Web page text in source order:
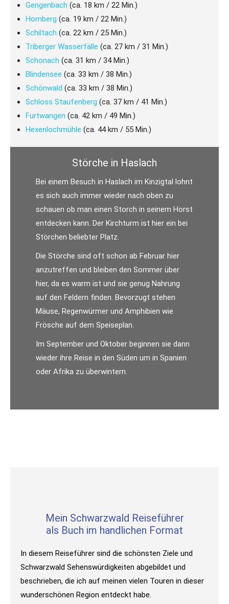
Gengenbach (ca. 18 km / 22 Min.)
Hornberg (ca. 19 km / 22 Min.)
Schiltach (ca. 22 km / 25 Min.)
Triberger Wasserfälle (ca. 27 km / 31 Min.)
Schonach (ca. 31 km / 34 Min.)
Blindensee (ca. 33 km / 38 Min.)
Schönwald (ca. 33 km / 38 Min.)
Schloss Staufenberg (ca. 37 km / 41 Min.)
Furtwangen (ca. 42 km / 49 Min.)
Hexenlochmühle (ca. 44 km / 55 Min.)
Störche in Haslach
Bei einem Besuch in Haslach im Kinzigtal lohnt
es sich auch immer wieder nach oben zu
schauen ob man einen Storch in seinem Horst
entdecken kann. Der Kirchturm ist hier ein bei
Störchen beliebter Platz.
Die Störche sind oft schon ab Februar hier
anzutreffen und bleiben den Sommer über
hier, da es warm ist und sie genug Nahrung
auf den Feldern finden. Bevorzugt stehen
Mäuse, Regenwürmer und Amphibien wie
Frösche auf dem Speiseplan.
Im September und Oktober beginnen sie dann
wieder ihre Reise in den Süden um in Spanien
oder Afrika zu überwintern.
Mein Schwarzwald Reiseführer
als Buch im handlichen Format
In diesem Reiseführer sind die schönsten Ziele und
Schwarzwald Sehenswürdigkeiten abgebildet und
beschrieben, die ich auf meinen vielen Touren in dieser
wunderschönen Region entdeckt habe.